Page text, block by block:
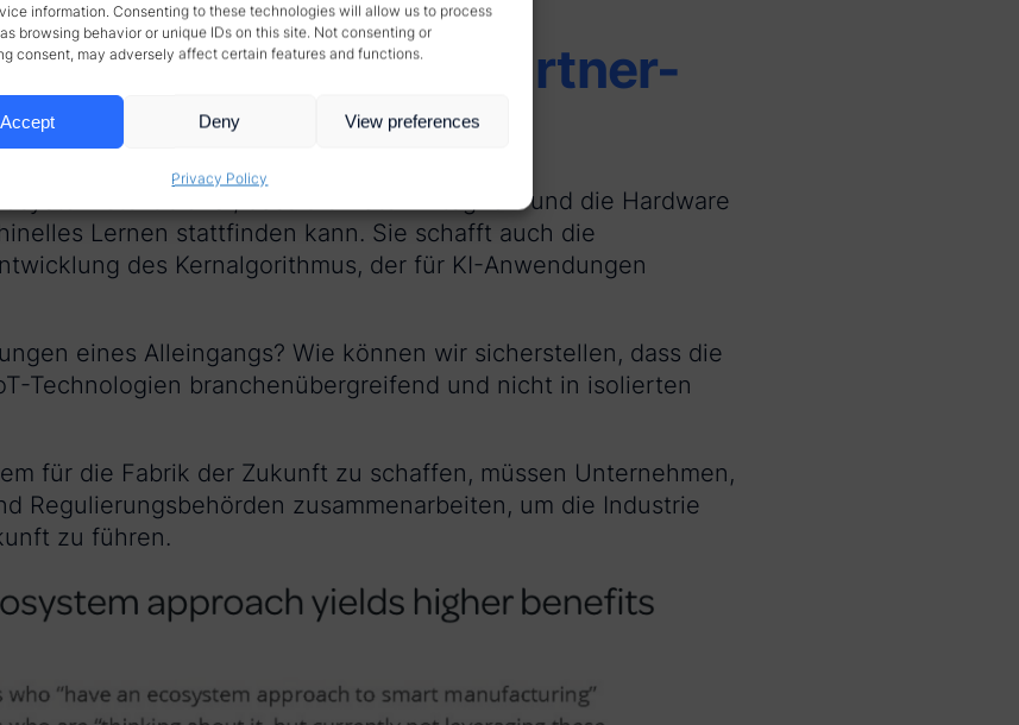
information. Consenting to these technologies will allow us to process
browsing behavior or unique IDs on this site. Not consenting or
consent, may adversely affect certain features and functions.
Accept Deny View preferences
Privacy Policy
Hersteller ein Partner-
stellt sicher, dass die Daten integriert und die Hardware
Lernen stattfinden kann. Sie schafft auch die
des Kernalgorithmus, der für KI-Anwendungen
eines Alleingangs? Wie können wir sicherstellen, dass die
Technologien branchenübergreifend und nicht in isolierten
für die Fabrik der Zukunft zu schaffen, müssen Unternehmen,
Regulierungsbehörden zusammenarbeiten, um die Industrie
zu führen.